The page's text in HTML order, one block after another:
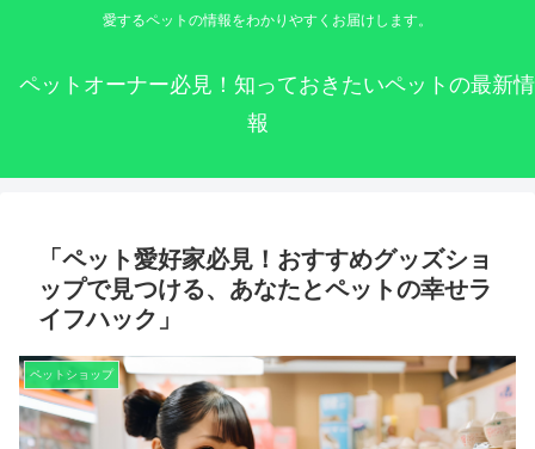
愛するペットの情報をわかりやすくお届けします。
ペットオーナー必見！知っておきたいペットの最新情
報
「ペット愛好家必見！おすすめグッズショ
ップで見つける、あなたとペットの幸せラ
イフハック」
ペットショップ